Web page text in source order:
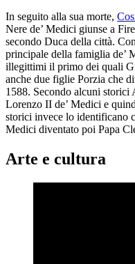
In seguito alla sua morte,
Nere de’ Medici giunse a
secondo Duca della città.
principale della famiglia de’
illegittimi il primo dei quali
anche due figlie Porzia che
1588. Secondo alcuni
Lorenzo II de’ Medici e
storici invece lo identificano
Medici diventato poi Papa
Arte e cultura